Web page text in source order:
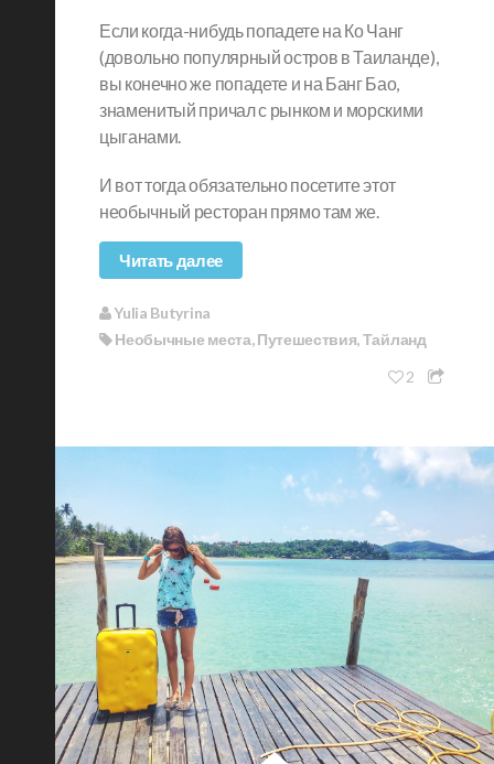
Если когда-нибудь попадете на Ко Чанг
(довольно популярный остров в Таиланде),
вы конечно же попадете и на Банг Бао,
знаменитый причал с рынком и морскими
цыганами.
И вот тогда обязательно посетите этот
необычный ресторан прямо там же.
Читать далее
Yulia Butyrina
Необычные места,Путешествия,Тайланд
2